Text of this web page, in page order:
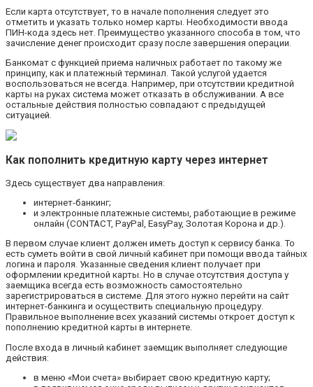
Если карта отсутствует, то в начале пополнения следует это
отметить и указать только номер карты. Необходимости ввода
ПИН-кода здесь нет. Преимущество указанного способа в том, что
зачисление денег происходит сразу после завершения операции.
Банкомат с функцией приема наличных работает по такому же
принципу, как и платежный терминал. Такой услугой удается
воспользоваться не всегда. Например, при отсутствии кредитной
карты на руках система может отказать в обслуживании. А все
остальные действия полностью совпадают с предыдущей
ситуацией.
Как пополнить кредитную карту через интернет
Здесь существует два направления:
интернет-банкинг;
и электронные платежные системы, работающие в режиме
онлайн (CONTACT, PayPal, EasyPay, Золотая Корона и др.).
В первом случае клиент должен иметь доступ к сервису банка. То
есть суметь войти в свой личный кабинет при помощи ввода тайных
логина и пароля. Указанные сведения клиент получает при
оформлении кредитной карты. Но в случае отсутствия доступа у
заемщика всегда есть возможность самостоятельно
зарегистрироваться в системе. Для этого нужно перейти на сайт
интернет-банкинга и осуществить специальную процедуру.
Правильное выполнение всех указаний системы откроет доступ к
пополнению кредитной карты в интернете.
После входа в личный кабинет заемщик выполняет следующие
действия:
в меню «Мои счета» выбирает свою кредитную карту;